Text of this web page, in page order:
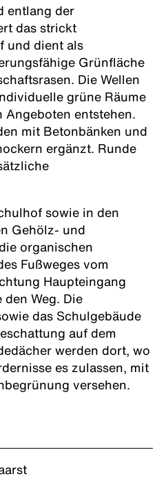
entlang der
das strickt
und dient als
Grünfläche
Die Wellen
grüne Räume
entstehen.
mit Betonbänken und
ergänzt. Runde
sowie in den
Gehölz- und
organischen
Fußweges vom
Haupteingang
Weg. Die
das Schulgebäude
auf dem
werden dort, wo
es zulassen, mit
versehen.